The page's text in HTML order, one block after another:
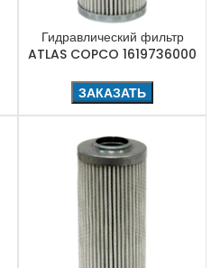
Гидравлический фильтр
ATLAS COPCO 1619736000
ЗАКАЗАТЬ